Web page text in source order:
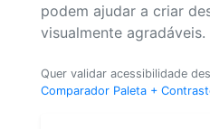
podem ajudar a criar
visualmente agradáveis.
Quer validar acessibilidade
Comparador Paleta +